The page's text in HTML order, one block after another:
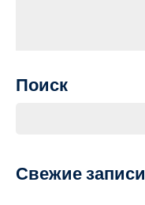
Поиск
Свежие записи